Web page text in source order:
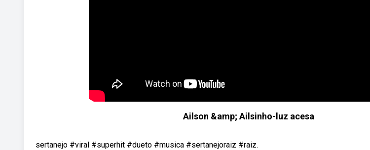
Ailson &amp; Ailsinho-luz acesa
sertanejo #viral #superhit #dueto #musica #sertanejoraiz #raiz.